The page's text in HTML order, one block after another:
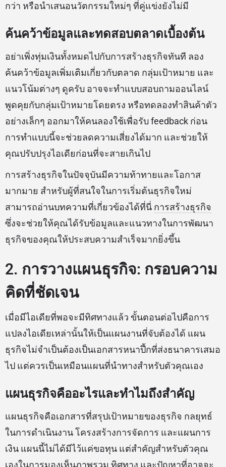
กว่า หรือนำเสนอนวัตกรรมใหม่ๆ ที่คู่แข่งยังไม่มี
ค้นคว้าข้อมูลและทดสอบตลาดเบื้องต้น
อย่าเพิ่งทุ่มเงินทั้งหมดไปกับการสร้างธุรกิจทันที ลอง
ค้นคว้าข้อมูลเพิ่มเติมเกี่ยวกับตลาด กลุ่มเป้าหมาย และ
แนวโน้มต่างๆ ดูครับ อาจจะทำแบบสอบถามออนไลน์
พูดคุยกับกลุ่มเป้าหมายโดยตรง หรือทดลองทำสินค้าตัว
อย่างเล็กๆ ออกมาให้คนลองใช้เพื่อรับ feedback ก่อน
การทำแบบนี้จะช่วยลดความเสี่ยงได้มาก และช่วยให้
คุณปรับปรุงไอเดียก่อนที่จะสายเกินไป
การสร้างธุรกิจในปัจจุบันมีความท้าทายและโอกาส
มากมาย สำหรับผู้ที่สนใจในการเริ่มต้นธุรกิจใหม่
สามารถอ่านบทความที่เกี่ยวข้องได้ที่นี่ การสร้างธุรกิจ
ซึ่งจะช่วยให้คุณได้รับข้อมูลและแนวทางในการพัฒนา
ธุรกิจของคุณให้ประสบความสำเร็จมากยิ่งขึ้น
2. การวางแผนธุรกิจ: กรอบความ
คิดที่ชัดเจน
เมื่อมีไอเดียที่พอจะมีทิศทางแล้ว ขั้นตอนต่อไปคือการ
แปลงไอเดียเหล่านั้นให้เป็นแผนงานที่จับต้องได้ แผน
ธุรกิจไม่จำเป็นต้องเป็นเอกสารหนาปึ้กที่ส่งธนาคารเสมอ
ไป แต่ควรเป็นเหมือนแผนที่นำทางสำหรับตัวคุณเอง
แผนธุรกิจคืออะไรและทำไมถึงสำคัญ
แผนธุรกิจคือเอกสารที่สรุปเป้าหมายของธุรกิจ กลยุทธ์
ในการดำเนินงาน โครงสร้างการจัดการ และแผนการ
เงิน แผนนี้ไม่ได้มีไว้แค่ขอทุน แต่สำคัญสำหรับตัวคุณ